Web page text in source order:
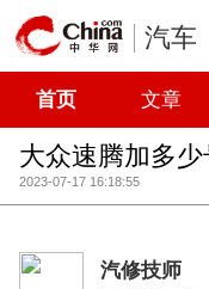
汽车
首页 文章
大众速腾加多少
2023-07-17 16:18:55
汽修技师